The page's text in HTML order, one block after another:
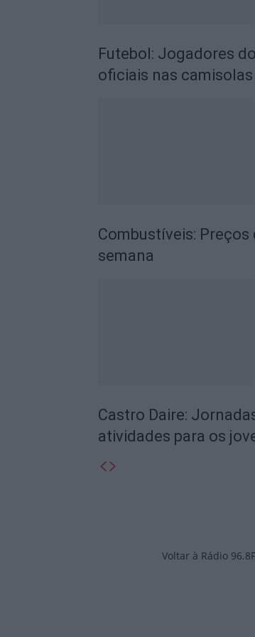
Futebol: Jogadores
oficiais nas camisolas
Combustíveis:
semana
Castro Daire:
atividades para os
Voltar à Rádio